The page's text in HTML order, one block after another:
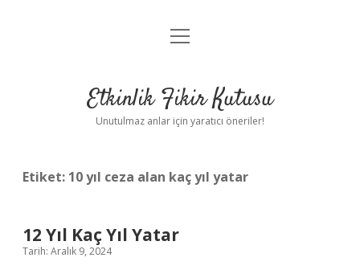
Anasayfa
Yasal Uyarı
menüyü
Etkinlik Fikir Kutusu
Unutulmaz anlar için yaratıcı öneriler!
Etiket: 10 yıl ceza alan kaç yıl yatar
12 Yıl Kaç Yıl Yatar
Tarih: Aralık 9, 2024